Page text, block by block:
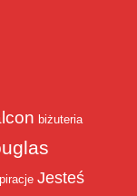
biżuteria
Jesteś